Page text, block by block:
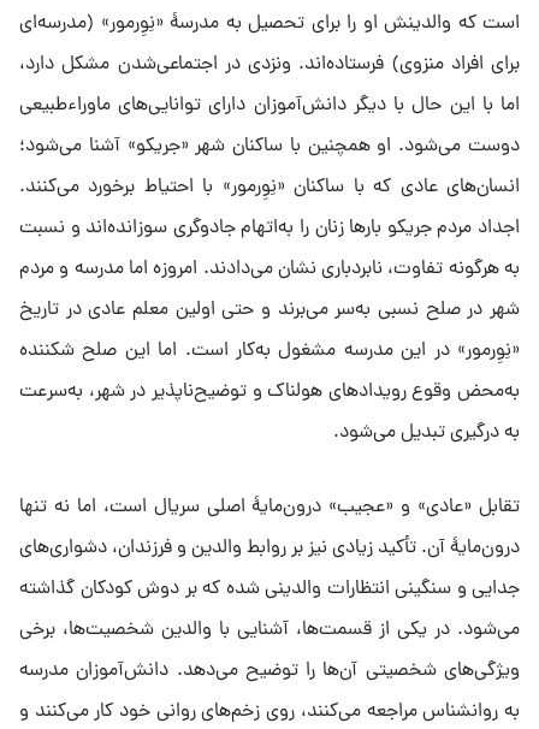
است که والدینش او را برای تحصیل به مدرسهٔ «نِوِرمور» (مدرسه‌ای
برای افراد منزوی) فرستاده‌اند. ونزدی در اجتماعی‌شدن مشکل دارد،
اما با این حال با دیگر دانش‌آموزان دارای توانایی‌های ماوراءطبیعی
دوست می‌شود. او همچنین با ساکنان شهر «جریکو» آشنا می‌شود؛
انسان‌های عادی که با ساکنان «نِوِرمور» با احتیاط برخورد می‌کنند.
اجداد مردم جریکو بارها زنان را به‌اتهام جادوگری سوزانده‌اند و نسبت
به هرگونه تفاوت، نابردباری نشان می‌دادند. امروزه اما مدرسه و مردم
شهر در صلح نسبی به‌سر می‌برند و حتی اولین معلم عادی در تاریخ
«نِوِرمور» در این مدرسه مشغول به‌کار است. اما این صلح شکننده
به‌محض وقوع رویدادهای هولناک و توضیح‌ناپذیر در شهر، به‌سرعت
به درگیری تبدیل می‌شود.
تقابل «عادی» و «عجیب» درون‌مایهٔ اصلی سریال است، اما نه تنها
درون‌مایهٔ آن. تأکید زیادی نیز بر روابط والدین و فرزندان، دشواری‌های
جدایی و سنگینی انتظارات والدینی شده که بر دوش کودکان گذاشته
می‌شود. در یکی از قسمت‌ها، آشنایی با والدین شخصیت‌ها، برخی
ویژگی‌های شخصیتی آن‌ها را توضیح می‌دهد. دانش‌آموزان مدرسه
به روانشناس مراجعه می‌کنند، روی زخم‌های روانی خود کار می‌کنند و